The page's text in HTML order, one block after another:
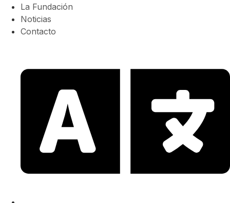
La Fundación
Noticias
Contacto